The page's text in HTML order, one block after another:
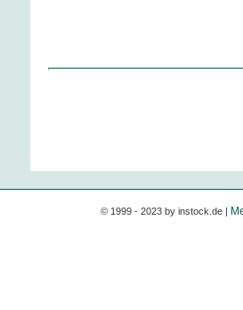
© 1999 - 2023 by instock.de |